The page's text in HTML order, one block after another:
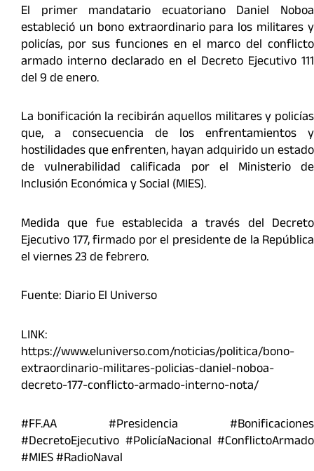
El primer mandatario ecuatoriano Daniel Noboa
estableció un bono extraordinario para los militares y
policías, por sus funciones en el marco del conflicto
armado interno declarado en el Decreto Ejecutivo 111
del 9 de enero.
La bonificación la recibirán aquellos militares y policías
que, a consecuencia de los enfrentamientos y
hostilidades que enfrenten, hayan adquirido un estado
de vulnerabilidad calificada por el Ministerio de
Inclusión Económica y Social (MIES).
Medida que fue establecida a través del Decreto
Ejecutivo 177, firmado por el presidente de la República
el viernes 23 de febrero.
Fuente: Diario El Universo
LINK:
https://www.eluniverso.com/noticias/politica/bono-
extraordinario-militares-policias-daniel-noboa-
decreto-177-conflicto-armado-interno-nota/
#FF.AA #Presidencia #Bonificaciones
#DecretoEjecutivo #PolicíaNacional #ConflictoArmado
#MIES #RadioNaval